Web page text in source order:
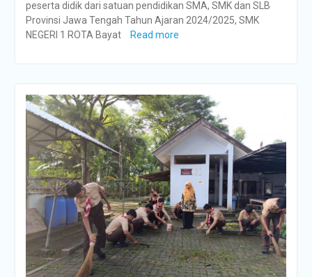
peserta didik dari satuan pendidikan SMA, SMK dan SLB
Provinsi Jawa Tengah Tahun Ajaran 2024/2025, SMK
NEGERI 1 ROTA Bayat
Read more